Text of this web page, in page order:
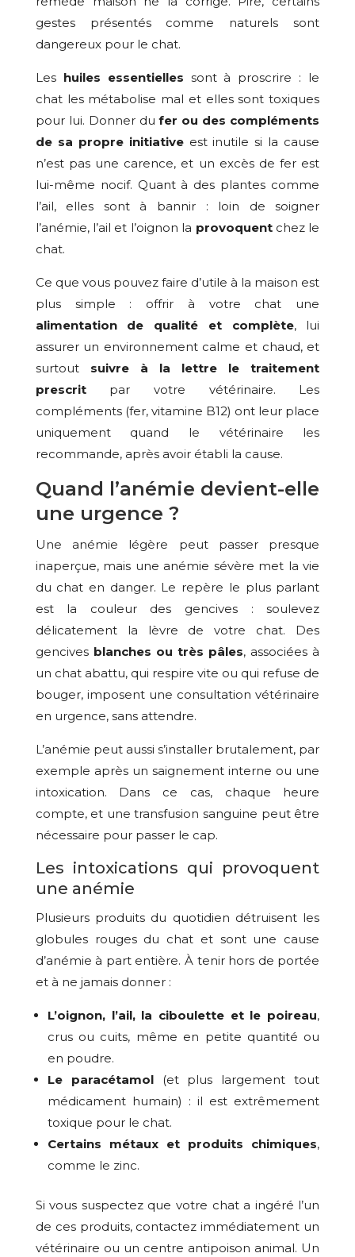
gestes présentés comme naturels sont
dangereux pour le chat.
Les huiles essentielles sont à proscrire : le
chat les métabolise mal et elles sont toxiques
pour lui. Donner dufer ou des compléments
de sa propre initiativeest inutile si la cause
n’est pas une carence, et un excès de fer est
lui-même nocif. Quant à des plantes comme
l’ail, elles sont à bannir : loin de soigner
l’anémie, l’ail et l’oignon la provoquentchez le
chat.
Ce que vous pouvez faire d’utile à la maison est
plus simple : offrir à votre chat une
alimentation de qualité et complète, lui
assurer un environnement calme et chaud, et
surtout suivre à la lettre le traitement
prescritpar votre vétérinaire. Les
compléments (fer, vitamine B12) ont leur place
uniquement quand le vétérinaire les
recommande, après avoir établi la cause.
Quand l’anémie devient-elle
une urgence ?
Une anémie légère peut passer presque
inaperçue, mais une anémie sévère met la vie
du chat en danger. Le repère le plus parlant
est la couleur des gencives : soulevez
délicatement la lèvre de votre chat. Des
gencives blanches ou très pâles, associées à
un chat abattu, qui respire vite ou qui refuse de
bouger, imposent une consultation vétérinaire
en urgence, sans attendre.
L’anémie peut aussi s’installer brutalement, par
exemple après un saignement interne ou une
intoxication. Dans ce cas, chaque heure
compte, et une transfusion sanguine peut être
nécessaire pour passer le cap.
Les intoxications qui provoquent
une anémie
Plusieurs produits du quotidien détruisent les
globules rouges du chat et sont une cause
d’anémie à part entière. À tenir hors de portée
et à ne jamais donner :
L’oignon, l’ail, la ciboulette et le poireau,
crus ou cuits, même en petite quantité ou
en poudre.
Le paracétamol(et plus largement tout
médicament humain) : il est extrêmement
toxique pour le chat.
Certains métaux et produits chimiques,
comme le zinc.
Si vous suspectez que votre chat a ingéré l’un
de ces produits, contactez immédiatement un
vétérinaire ou un centre antipoison animal. Un